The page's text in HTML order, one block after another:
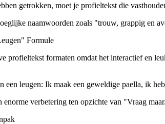
getrokken, moet je profieltekst die
naamwoorden zoals "trouw, grappig en
Formule
profieltekst formaten omdat het interactief en
een leugen: Ik maak een geweldige paella, ik
enorme verbetering ten opzichte van "Vraag